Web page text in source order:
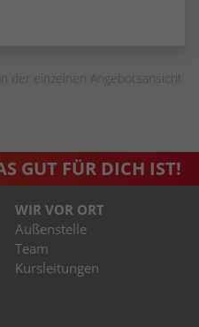
der einzelnen Angebotsansicht
GUT FÜR DICH IST!
WIR VOR ORT
Außenstelle
Team
Kursleitungen